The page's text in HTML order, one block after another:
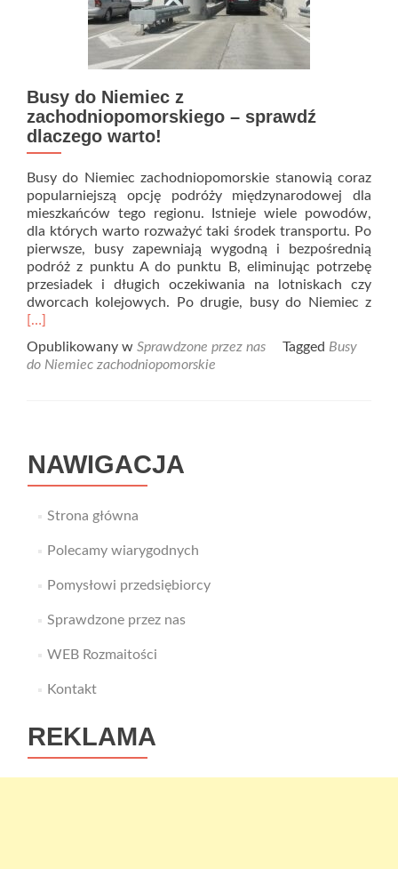
Busy do Niemiec z
zachodniopomorskiego – sprawdź
dlaczego warto!
Busy do Niemiec zachodniopomorskie stanowią coraz
popularniejszą opcję podróży międzynarodowej dla
mieszkańców tego regionu. Istnieje wiele powodów,
dla których warto rozważyć taki środek transportu. Po
pierwsze, busy zapewniają wygodną i bezpośrednią
podróż z punktu A do punktu B, eliminując potrzebę
przesiadek i długich oczekiwania na lotniskach czy
dworcach kolejowych. Po drugie, busy do Niemiec z
[…]
Opublikowany w Sprawdzone przez nas Tagged Busy
do Niemiec zachodniopomorskie
NAWIGACJA
Strona główna
Polecamy wiarygodnych
Pomysłowi przedsiębiorcy
Sprawdzone przez nas
WEB Rozmaitości
Kontakt
REKLAMA